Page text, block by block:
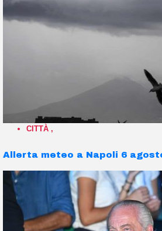
CITTÀ ,
Allerta meteo a Napoli 6